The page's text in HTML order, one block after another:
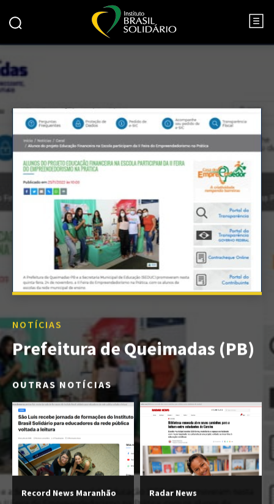
NOTÍCIAS
Prefeitura de Queimadas (PB)
OUTRAS NOTÍCIAS
Record News Maranhão Radar News